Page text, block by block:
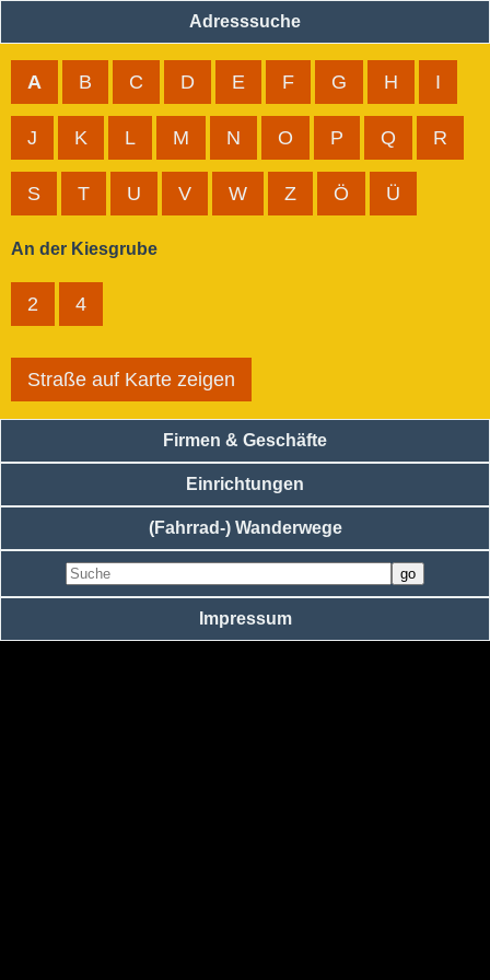
Adresssuche
A B C D E F G H I
J K L M N O P Q R
S T U V W Z Ö Ü
An der Kiesgrube
2 4
Straße auf Karte zeigen
Firmen & Geschäfte
Einrichtungen
(Fahrrad-) Wanderwege
Impressum